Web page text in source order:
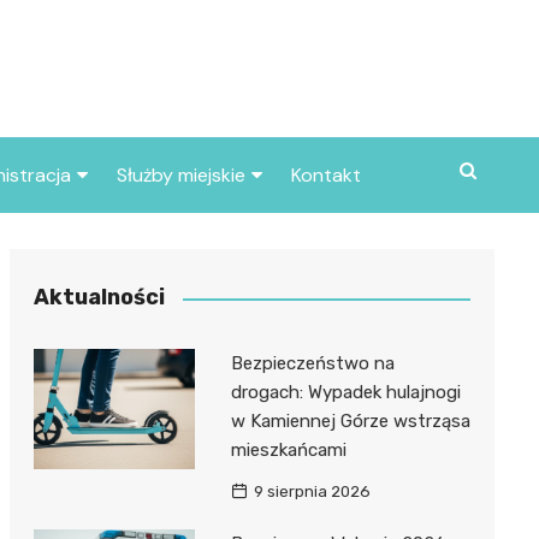
miasta
Służby miejskie
Policja
Kontakt
Aktualności
Bezpieczeństwo na
drogach: Wypadek hulajnogi
w Kamiennej Górze wstrząsa
mieszkańcami
9 sierpnia 2026